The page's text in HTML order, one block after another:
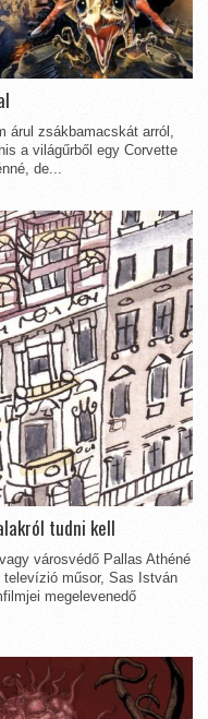
árul zsákbamacskát arról,
a világűrből egy Corvette
de...
tudni kell
városvédő Pallas Athéné
műsor, Sas István
megelevenedő